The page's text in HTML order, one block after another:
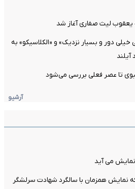
یعقوب لیث صفاری آغاز شد
خیلی دور و بسیار نزدیک» و «الکلاسیکو» به
نبوی تا عصر فعلی بررسی می‌شود
آرشیو
نمایش می آید
نمایش همزمان با سالگرد شهادت سرلشگر